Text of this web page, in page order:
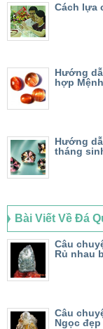
Cách lựa
Hướng
hợp
Hướng
tháng
Bài Viết Về Đá
Câu
Rủ nhau
Câu
Ngọc